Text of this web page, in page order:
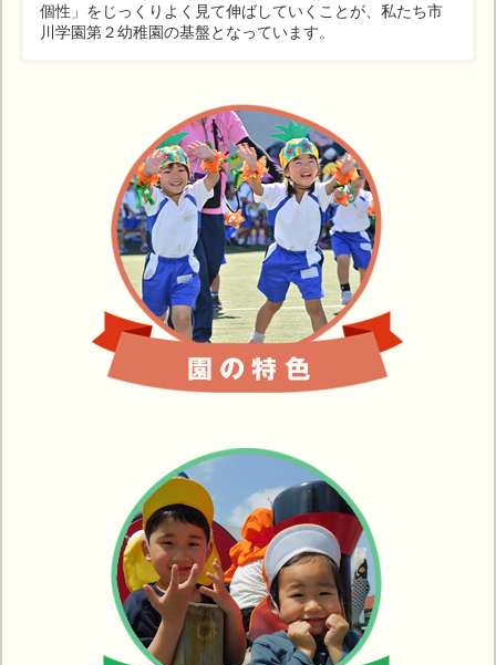
個性」をじっくりよく見て伸ばしていくことが、私たち市
川学園第２幼稚園の基盤となっています。